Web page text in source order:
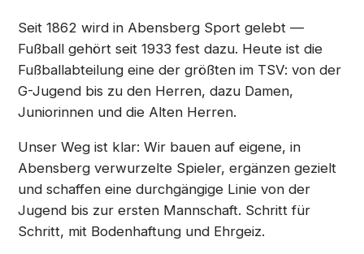
Seit 1862 wird in Abensberg Sport gelebt —
Fußball gehört seit 1933 fest dazu. Heute ist die
Fußballabteilung eine der größten im TSV: von der
G-Jugend bis zu den Herren, dazu Damen,
Juniorinnen und die Alten Herren.
Unser Weg ist klar: Wir bauen auf eigene, in
Abensberg verwurzelte Spieler, ergänzen gezielt
und schaffen eine durchgängige Linie von der
Jugend bis zur ersten Mannschaft. Schritt für
Schritt, mit Bodenhaftung und Ehrgeiz.